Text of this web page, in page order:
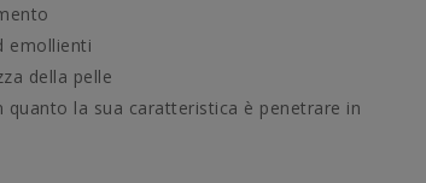
emollienti
della pelle
la sua caratteristica è penetrare in